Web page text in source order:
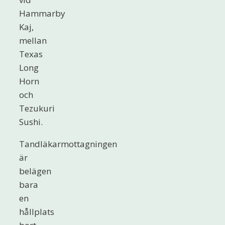
Hammarby
Kaj,
mellan
Texas
Long
Horn
och
Tezukuri
Sushi.
Tandläkarmottagningen
är
belägen
bara
en
hållplats